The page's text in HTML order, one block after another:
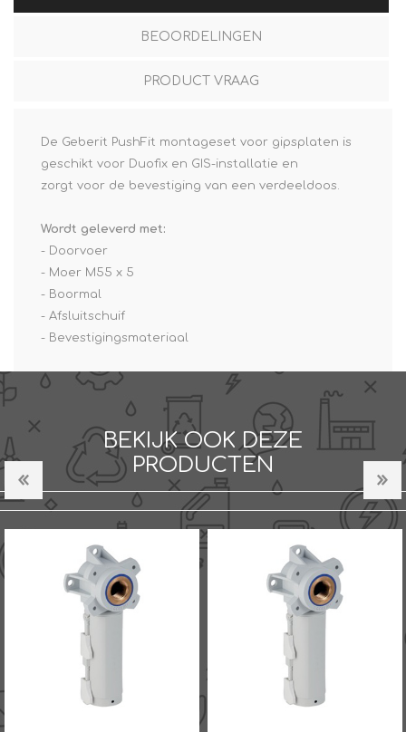
BEOORDELINGEN
PRODUCT VRAAG
De Geberit PushFit montageset voor gipsplaten is
geschikt voor Duofix en GIS-installatie en
zorgt voor de bevestiging van een verdeeldoos.
Wordt geleverd met:
- Doorvoer
- Moer M55 x 5
- Boormal
- Afsluitschuif
- Bevestigingsmateriaal
BEKIJK OOK DEZE
PRODUCTEN